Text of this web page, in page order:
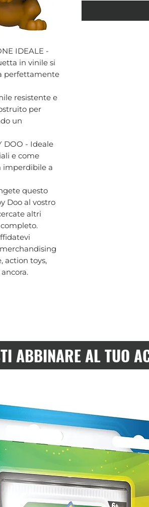
IDEALE -
in vinile si
perfettamente
resistente e
per
un
DOO - Ideale
e come
imperdibile a
questo
Doo al vostro
altri
action toys,
ABBINARE AL TUO